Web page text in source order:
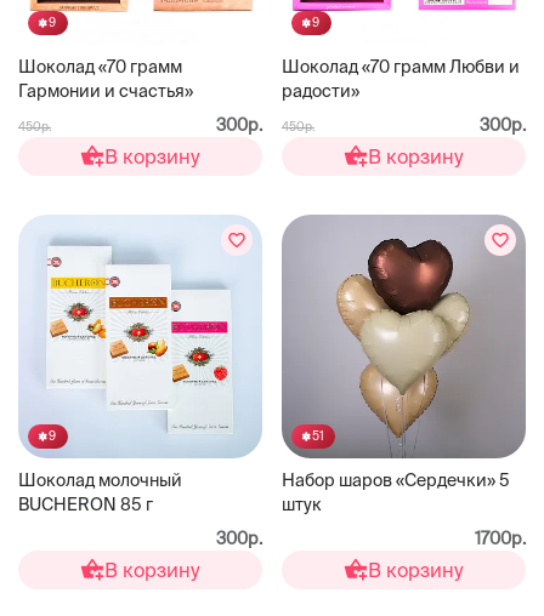
9
Шоколад «70 грамм
Гармонии и счастья»
450р. 300р.
В корзину
9
Шоколад «70 грамм Любви и
радости»
450р. 300р.
В корзину
9
Шоколад молочный
BUCHERON 85 г
300р.
В корзину
51
Набор шаров «Сердечки» 5
штук
1700р.
В корзину